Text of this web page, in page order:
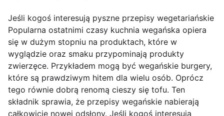
Jeśli kogoś interesują pyszne przepisy wegetariańskie
Popularna ostatnimi czasy kuchnia wegańska opiera
się w dużym stopniu na produktach, które w
wyglądzie oraz smaku przypominają produkty
zwierzęce. Przykładem mogą być wegańskie burgery,
które są prawdziwym hitem dla wielu osób. Oprócz
tego równie dobrą renomą cieszy się tofu. Ten
składnik sprawia, że przepisy wegańskie nabierają
całkowicie nowej odsłony. Jeśli kogoś interesują